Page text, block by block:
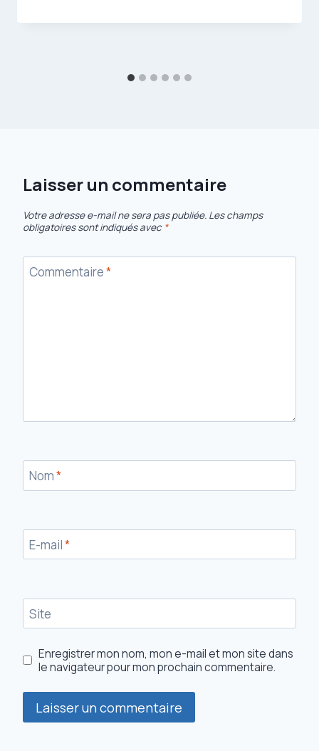
Laisser un commentaire
Votre adresse e-mail ne sera pas publiée. Les champs
obligatoires sont indiqués avec *
Commentaire*
Nom*
E-mail*
Site
Enregistrer mon nom, mon e-mail et mon site dans
le navigateur pour mon prochain commentaire.